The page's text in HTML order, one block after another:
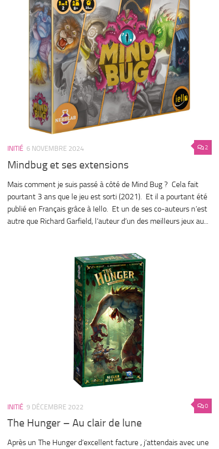
2
INITIÉ 6 NOVEMBRE 2024
Mindbug et ses extensions
Mais comment je suis passé à côté de Mind Bug ? Cela fait
pourtant 3 ans que le jeu est sorti (2021). Et il a pourtant été
publié en Français grâce à Iello. Et un de ses co-auteurs n’est
autre que Richard Garfield, l’auteur d’un des meilleurs jeux au...
0
INITIÉ 9 DÉCEMBRE 2022
The Hunger – Au clair de lune
Après un The Hunger d’excellent facture , j’attendais avec une